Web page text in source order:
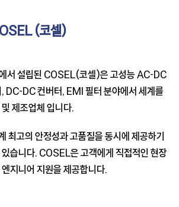
(코셀)
서 설립된 COSEL(코셀)은 고성능 AC-DC
DC-DC 컨버터, EMI 필터 분야에서 세계를
제조업체 입니다.
최고의 안정성과 고품질을 동시에 제공하기
습니다. COSEL은 고객에게 직접적인 현장
지니어 지원을 제공합니다.